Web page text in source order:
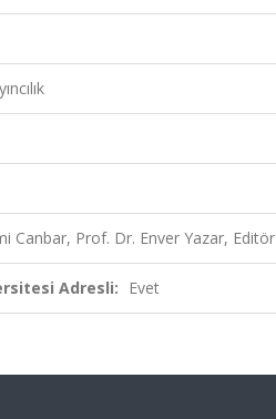
Canbar, Prof. Dr. Enver Yazar, Editör
Adresli: Evet